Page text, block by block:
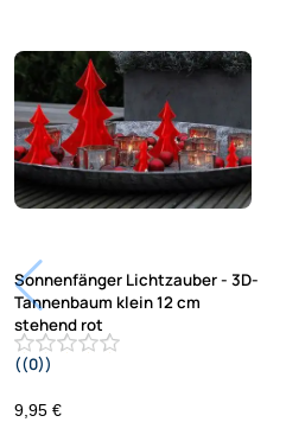
Sonnenfänger Lichtzauber - 3D-
Tannenbaum klein 12 cm
stehend rot
((0))
9,95 €